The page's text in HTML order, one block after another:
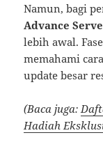
Namun, bagi
Advance
lebih awal.
memahami
update besar
(Baca juga:
Hadiah